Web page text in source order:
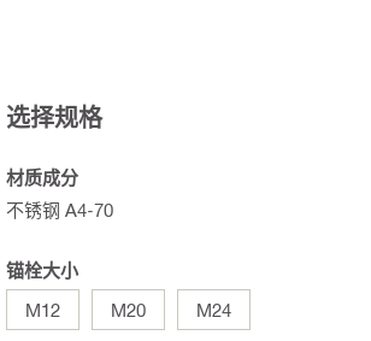
选择规格
材质成分
不锈钢 A4-70
锚栓大小
M12
M20 M24